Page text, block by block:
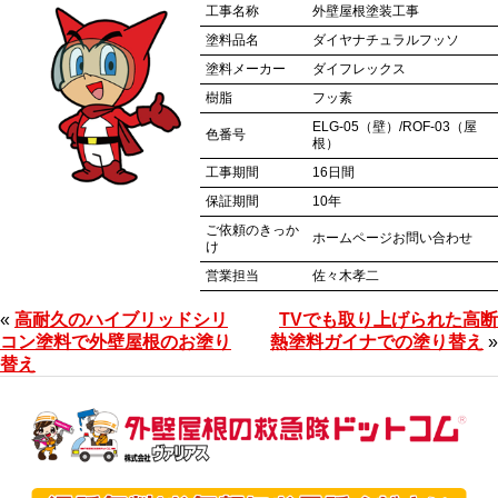
工事名称
外壁屋根塗装工事
塗料品名
ダイヤナチュラルフッソ
塗料メーカー
ダイフレックス
樹脂
フッ素
色番号
ELG-05（壁）/ROF-03（屋
根）
工事期間
16日間
保証期間
10年
ご依頼のきっか
け
ホームページお問い合わせ
営業担当 佐々木孝二
« 高耐久のハイブリッドシリ
コン塗料で外壁屋根のお塗り
替え
TVでも取り上げられた高断
熱塗料ガイナでの塗り替え »